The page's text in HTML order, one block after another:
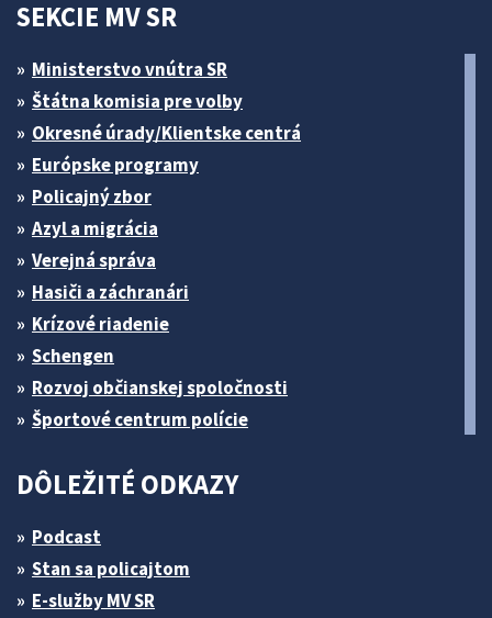
SEKCIE MV SR
Ministerstvo vnútra SR
Štátna komisia pre volby
Okresné úrady/Klientske centrá
Európske programy
Policajný zbor
Azyl a migrácia
Verejná správa
Hasiči a záchranári
Krízové riadenie
Schengen
Rozvoj občianskej spoločnosti
Športové centrum polície
DÔLEŽITÉ ODKAZY
Podcast
Stan sa policajtom
E-služby MV SR